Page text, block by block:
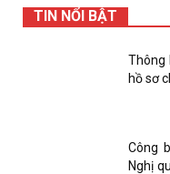
TIN NỔI BẬT
Thông
hồ sơ
Công
Nghị